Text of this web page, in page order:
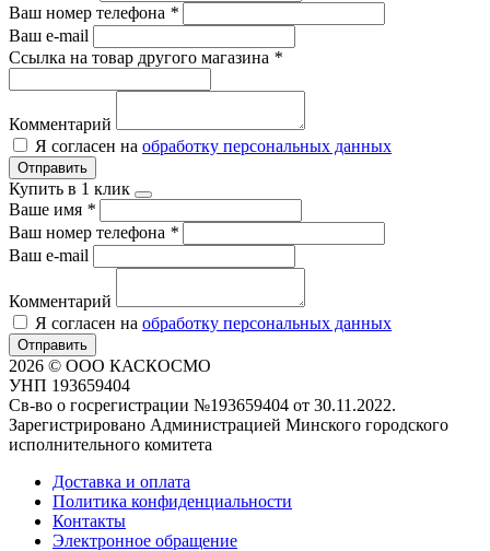
Ваш номер телефона *
Ваш e-mail
Ссылка на товар другого магазина *
Комментарий
Я согласен на обработку персональных данных
Отправить
Купить в 1 клик
Ваше имя *
Ваш номер телефона *
Ваш e-mail
Комментарий
Я согласен на обработку персональных данных
Отправить
2026 © ООО КАСКОСМО
УНП 193659404
Св-во о госрегистрации №193659404 от 30.11.2022.
Зарегистрировано Администрацией Минского городского
исполнительного комитета
Доставка и оплата
Политика конфиденциальности
Контакты
Электронное обращение